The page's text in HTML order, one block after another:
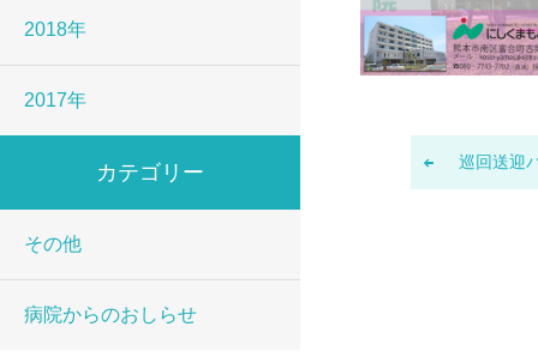
巡回送迎
2018年
2017年
カテゴリー
その他
病院からのおしらせ